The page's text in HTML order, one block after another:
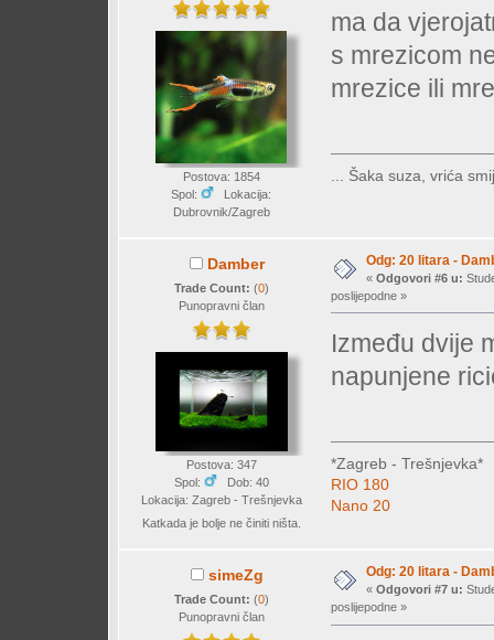
Postova: 1854
Spol:
Lokacija:
Dubrovnik/Zagreb
ma da
s mrezicom
mrezice ili
... Šaka suza, vrića
Damber
Trade Count: (0)
Punopravni član
Postova: 347
Spol:
Dob: 40
Lokacija: Zagreb - Trešnjevka
Katkada je bolje ne činiti ništa.
Odg: 20 litara -
« Odgovori #6 u:
poslijepodne »
Između dvije
napunjene
*Zagreb - Trešnjevka*
RIO 180
Nano 20
simeZg
Trade Count: (0)
Punopravni član
Odg: 20 litara -
« Odgovori #7 u:
poslijepodne »